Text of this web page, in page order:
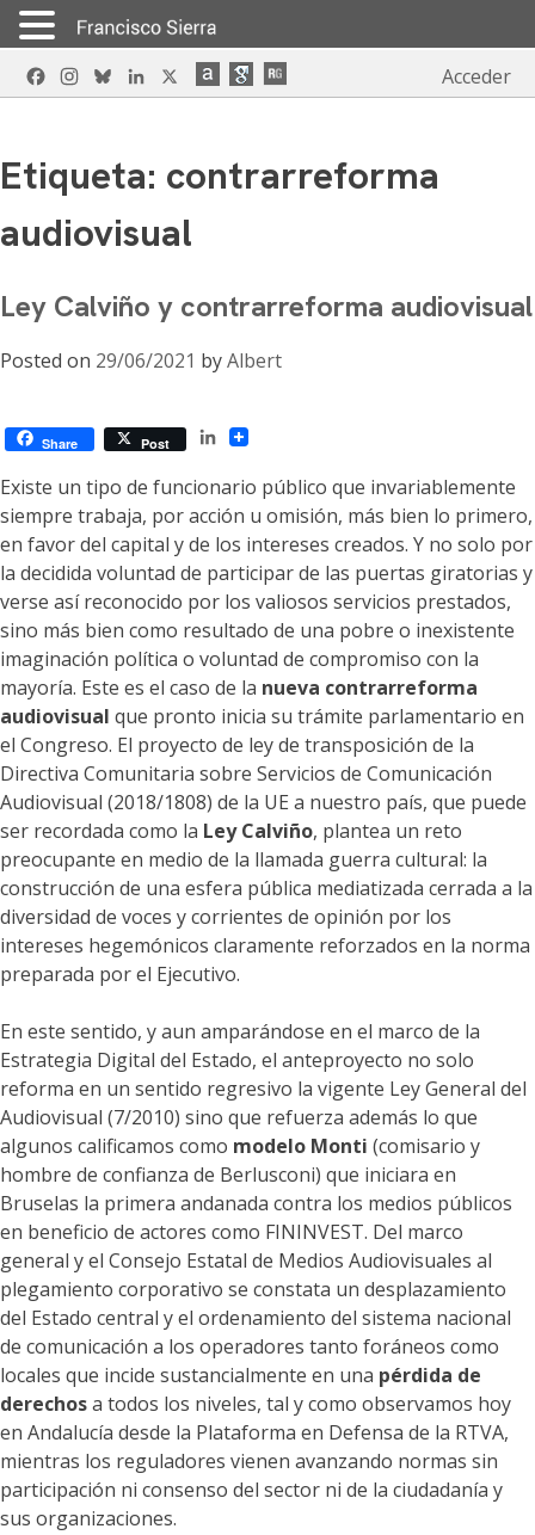
Skip
to
FacebookInstagram
BlueskyLinkedIn Acceder
Etiqueta: contrarreforma
audiovisual
Ley Calviño y contrarreforma audiovisual
Posted on 29/06/2021 byAlbert
Share Post
LinkedIn
Existe un tipo de funcionario público que invariablemente
siempre trabaja, por acción u omisión, más bien lo primero,
en favor del capital y de los intereses creados. Y no solo por
la decidida voluntad de participar de las puertas giratorias y
verse así reconocido por los valiosos servicios prestados,
sino más bien como resultado de una pobre o inexistente
imaginación política o voluntad de compromiso con la
mayoría. Este es el caso de la nueva contrarreforma
audiovisual que pronto inicia su trámite parlamentario en
el Congreso. El proyecto de ley de transposición de la
Directiva Comunitaria sobre Servicios de Comunicación
Audiovisual (2018/1808) de la UE a nuestro país, que puede
ser recordada como la Ley Calviño, plantea un reto
preocupante en medio de la llamada guerra cultural: la
construcción de una esfera pública mediatizada cerrada a la
diversidad de voces y corrientes de opinión por los
intereses hegemónicos claramente reforzados en la norma
preparada por el Ejecutivo.
En este sentido, y aun amparándose en el marco de la
Estrategia Digital del Estado, el anteproyecto no solo
reforma en un sentido regresivo la vigente Ley General del
Audiovisual (7/2010) sino que refuerza además lo que
algunos calificamos como modelo Monti (comisario y
hombre de confianza de Berlusconi) que iniciara en
Bruselas la primera andanada contra los medios públicos
en beneficio de actores como FININVEST. Del marco
general y el Consejo Estatal de Medios Audiovisuales al
plegamiento corporativo se constata un desplazamiento
del Estado central y el ordenamiento del sistema nacional
de comunicación a los operadores tanto foráneos como
locales que incide sustancialmente en una pérdida de
derechosa todos los niveles, tal y como observamos hoy
en Andalucía desde la Plataforma en Defensa de la RTVA,
mientras los reguladores vienen avanzando normas sin
participación ni consenso del sector ni de la ciudadanía y
sus organizaciones.